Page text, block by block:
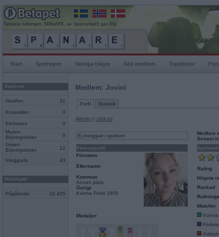
Senaste rullningen, SPAnARE, av Spaceship45 gav 60p
Start Spelregler Vanliga frågor Sök medlem Topplistor
Spelrum
Giraffen 31
Krokodilen 0
Elefanten
0
Musen
Böjningslistan
0
Grisen
Böjningslistan
12
Inloggade 43
Mobilspel
Pågående 18 425
Medlem: Joviol
Profil Statistik
Allmän | Utökad
Ej inloggad i spelrum
Personprofil
Förnamn
Efternamn
Kommun
Annan plats
Övrigt
Kvinna Född 1900
Medaljer
Medlem
Senast
Rating
Högsta
Rankad
Matcher
Vunna